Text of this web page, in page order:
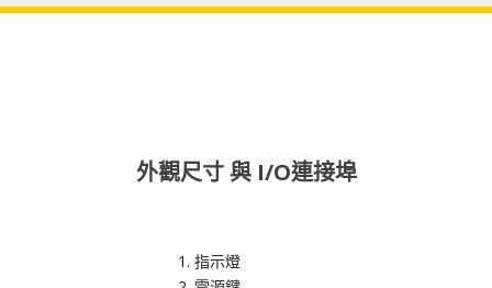
外觀尺寸 與 I/O連接埠
指示燈